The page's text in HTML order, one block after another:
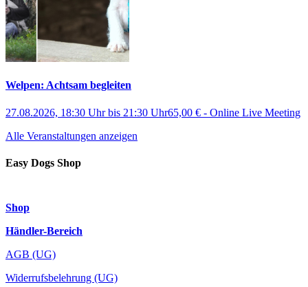
Welpen: Achtsam begleiten
27.08.2026, 18:30 Uhrbis 21:30 Uhr65,00 € - Online Live Meeting
Alle Veranstaltungen anzeigen
Easy Dogs Shop
Shop
Händler-Bereich
AGB (UG)
Widerrufsbelehrung (UG)